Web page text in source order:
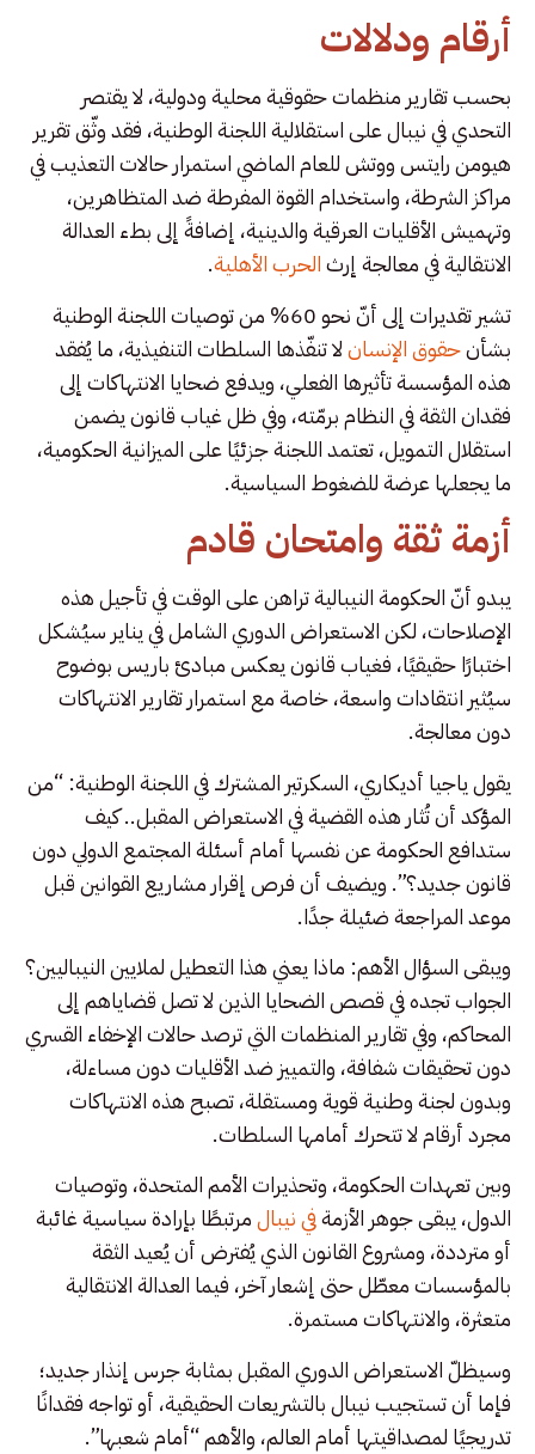
أرقام ودلالات
بحسب تقارير منظمات حقوقية محلية ودولية، لا يقتصر
التحدي في نيبال على استقلالية اللجنة الوطنية، فقد وثّق تقرير
هيومن رايتس ووتش للعام الماضي استمرار حالات التعذيب في
مراكز الشرطة، واستخدام القوة المفرطة ضد المتظاهرين،
وتهميش الأقليات العرقية والدينية، إضافةً إلى بطء العدالة
الانتقالية في معالجة إرثالحرب الأهلية.
تشير تقديرات إلى أنّ نحو 60% من توصيات اللجنة الوطنية
بشأنحقوق الإنسانلا تنفّذها السلطات التنفيذية، ما يُفقد
هذه المؤسسة تأثيرها الفعلي، ويدفع ضحايا الانتهاكات إلى
فقدان الثقة في النظام برمّته، وفي ظل غياب قانون يضمن
استقلال التمويل، تعتمد اللجنة جزئيًا على الميزانية الحكومية،
ما يجعلها عرضة للضغوط السياسية.
أزمة ثقة وامتحان قادم
يبدو أنّ الحكومة النيبالية تراهن على الوقت في تأجيل هذه
الإصلاحات، لكن الاستعراض الدوري الشامل في يناير سيُشكل
اختبارًا حقيقيًا، فغياب قانون يعكس مبادئ باريس بوضوح
سيُثير انتقادات واسعة، خاصة مع استمرار تقارير الانتهاكات
دون معالجة.
يقول ياجيا أديكاري، السكرتير المشترك في اللجنة الوطنية: “من
المؤكد أن تُثار هذه القضية في الاستعراض المقبل.. كيف
ستدافع الحكومة عن نفسها أمام أسئلة المجتمع الدولي دون
قانون جديد؟”. ويضيف أن فرص إقرار مشاريع القوانين قبل
موعد المراجعة ضئيلة جدًا.
ويبقى السؤال الأهم: ماذا يعني هذا التعطيل لملايين النيباليين؟
الجواب تجده في قصص الضحايا الذين لا تصل قضاياهم إلى
المحاكم، وفي تقارير المنظمات التي ترصد حالات الإخفاء القسري
دون تحقيقات شفافة، والتمييز ضد الأقليات دون مساءلة،
وبدون لجنة وطنية قوية ومستقلة، تصبح هذه الانتهاكات
مجرد أرقام لا تتحرك أمامها السلطات.
وبين تعهدات الحكومة، وتحذيرات الأمم المتحدة، وتوصيات
الدول، يبقى جوهر الأزمةفي نيبالمرتبطًا بإرادة سياسية غائبة
أو مترددة، ومشروع القانون الذي يُفترض أن يُعيد الثقة
بالمؤسسات معطّل حتى إشعار آخر، فيما العدالة الانتقالية
متعثرة، والانتهاكات مستمرة.
وسيظلّ الاستعراض الدوري المقبل بمثابة جرس إنذار جديد؛
فإما أن تستجيب نيبال بالتشريعات الحقيقية، أو تواجه فقدانًا
تدريجيًا لمصداقيتها أمام العالم، والأهم “أمام شعبها”.